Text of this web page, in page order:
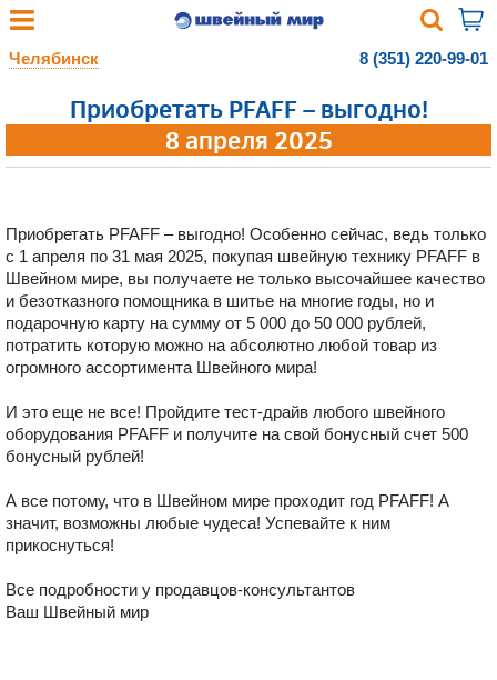
Челябинск 8 (351) 220-99-01
Приобретать PFAFF – выгодно!
8 апреля 2025
Приобретать PFAFF – выгодно! Особенно сейчас, ведь только
с 1 апреля по 31 мая 2025, покупая швейную технику PFAFF в
Швейном мире, вы получаете не только высочайшее качество
и безотказного помощника в шитье на многие годы, но и
подарочную карту на сумму от 5 000 до 50 000 рублей,
потратить которую можно на абсолютно любой товар из
огромного ассортимента Швейного мира!
И это еще не все! Пройдите тест-драйв любого швейного
оборудования PFAFF и получите на свой бонусный счет 500
бонусный рублей!
А все потому, что в Швейном мире проходит год PFAFF! А
значит, возможны любые чудеса! Успевайте к ним
прикоснуться!
Все подробности у продавцов-консультантов
Ваш Швейный мир